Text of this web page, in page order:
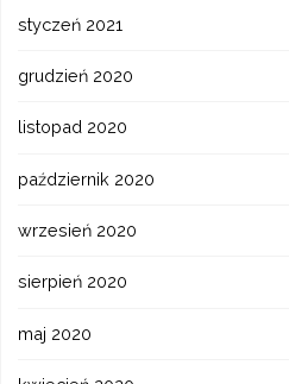
styczeń 2021
grudzień 2020
listopad 2020
październik 2020
wrzesień 2020
sierpień 2020
maj 2020